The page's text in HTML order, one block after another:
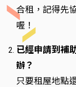
合租，記得先
喔！
已經申請到補
辦？
只要租屋地點